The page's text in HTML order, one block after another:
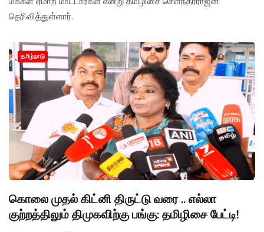
தெரிவித்துள்ளார்.
தமிழ்நாடு
கொலை முதல் கிட்னி திருட்டு வரை .. எல்லா
குற்றத்திலும் திமுகவிற்கு பங்கு: தமிழிசை பேட்டி!